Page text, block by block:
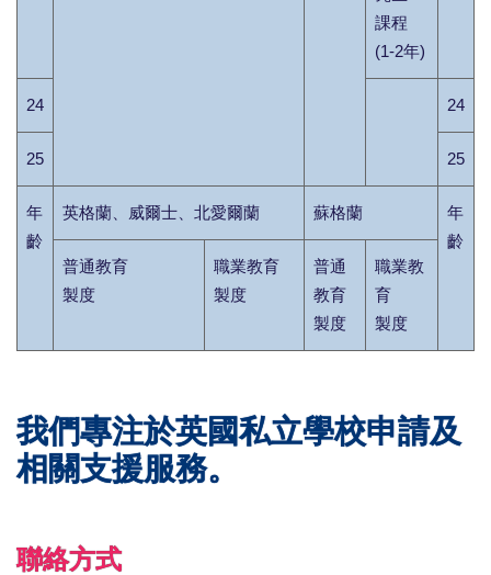
課程
(1-2年)
24 24
25 25
年
齡
英格蘭、威爾士、北愛爾蘭 蘇格蘭
年
齡
普通教育
製度
職業教育
製度
普通
教育
製度
職業教
育
製度
我們專注於英國私立學校申請及
相關支援服務。
聯絡方式